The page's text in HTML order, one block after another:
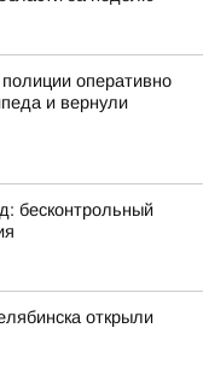
оперативно
и вернули
бесконтрольный
открыли